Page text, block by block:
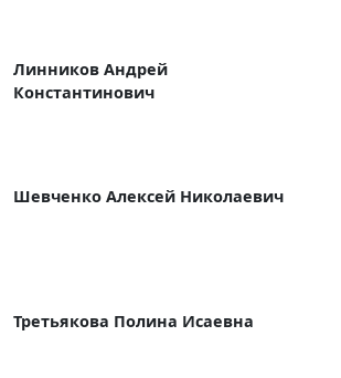
Линников Андрей
Константинович
Шевченко Алексей Николаевич
Третьякова Полина Исаевна